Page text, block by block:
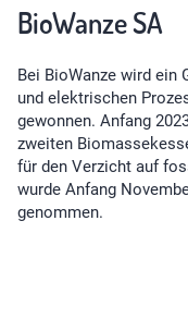
BioWanze SA
Bei BioWanze wird ein
und elektrischen
gewonnen. Anfang
zweiten
für den Verzicht auf
wurde Anfang
genommen.